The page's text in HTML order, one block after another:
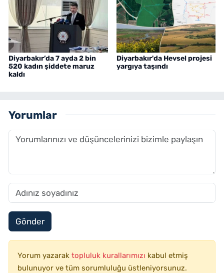
Diyarbakır’da 7 ayda 2 bin
520 kadın şiddete maruz
kaldı
Diyarbakır'da Hevsel projesi
yargıya taşındı
Yorumlar
Gönder
Yorum yazarak topluluk kurallarımızı kabul etmiş
bulunuyor ve tüm sorumluluğu üstleniyorsunuz.